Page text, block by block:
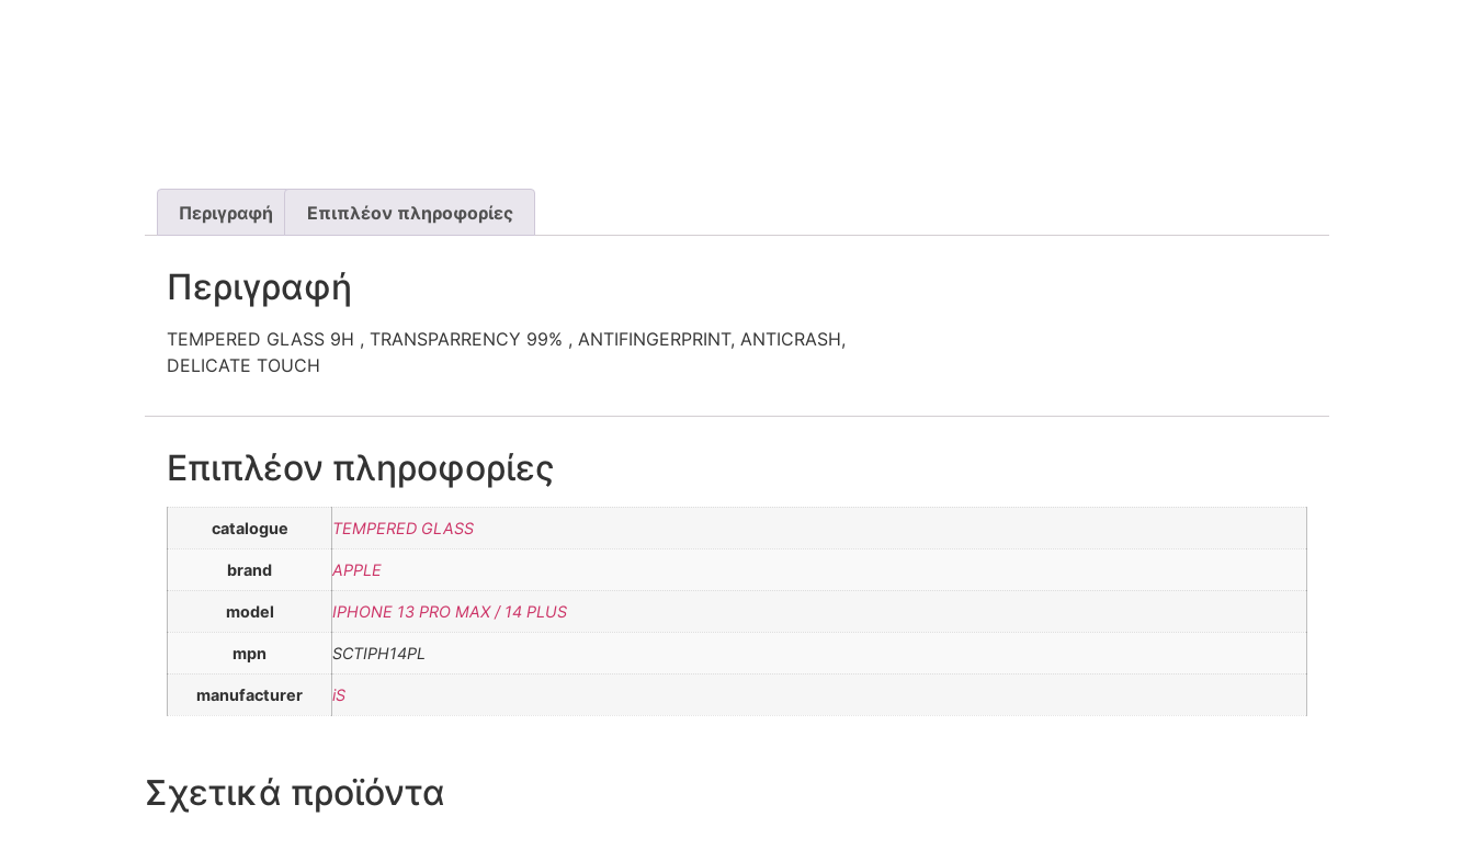
Περιγραφή Επιπλέον πληροφορίες
Περιγραφή
TEMPERED GLASS 9H , TRANSPARRENCY 99% , ANTIFINGERPRINT, ANTICRASH,
DELICATE TOUCH
Επιπλέον πληροφορίες
catalogue TEMPERED GLASS
brand APPLE
model IPHONE 13 PRO MAX / 14 PLUS
mpn SCTIPH14PL
manufacturer iS
Σχετικά προϊόντα